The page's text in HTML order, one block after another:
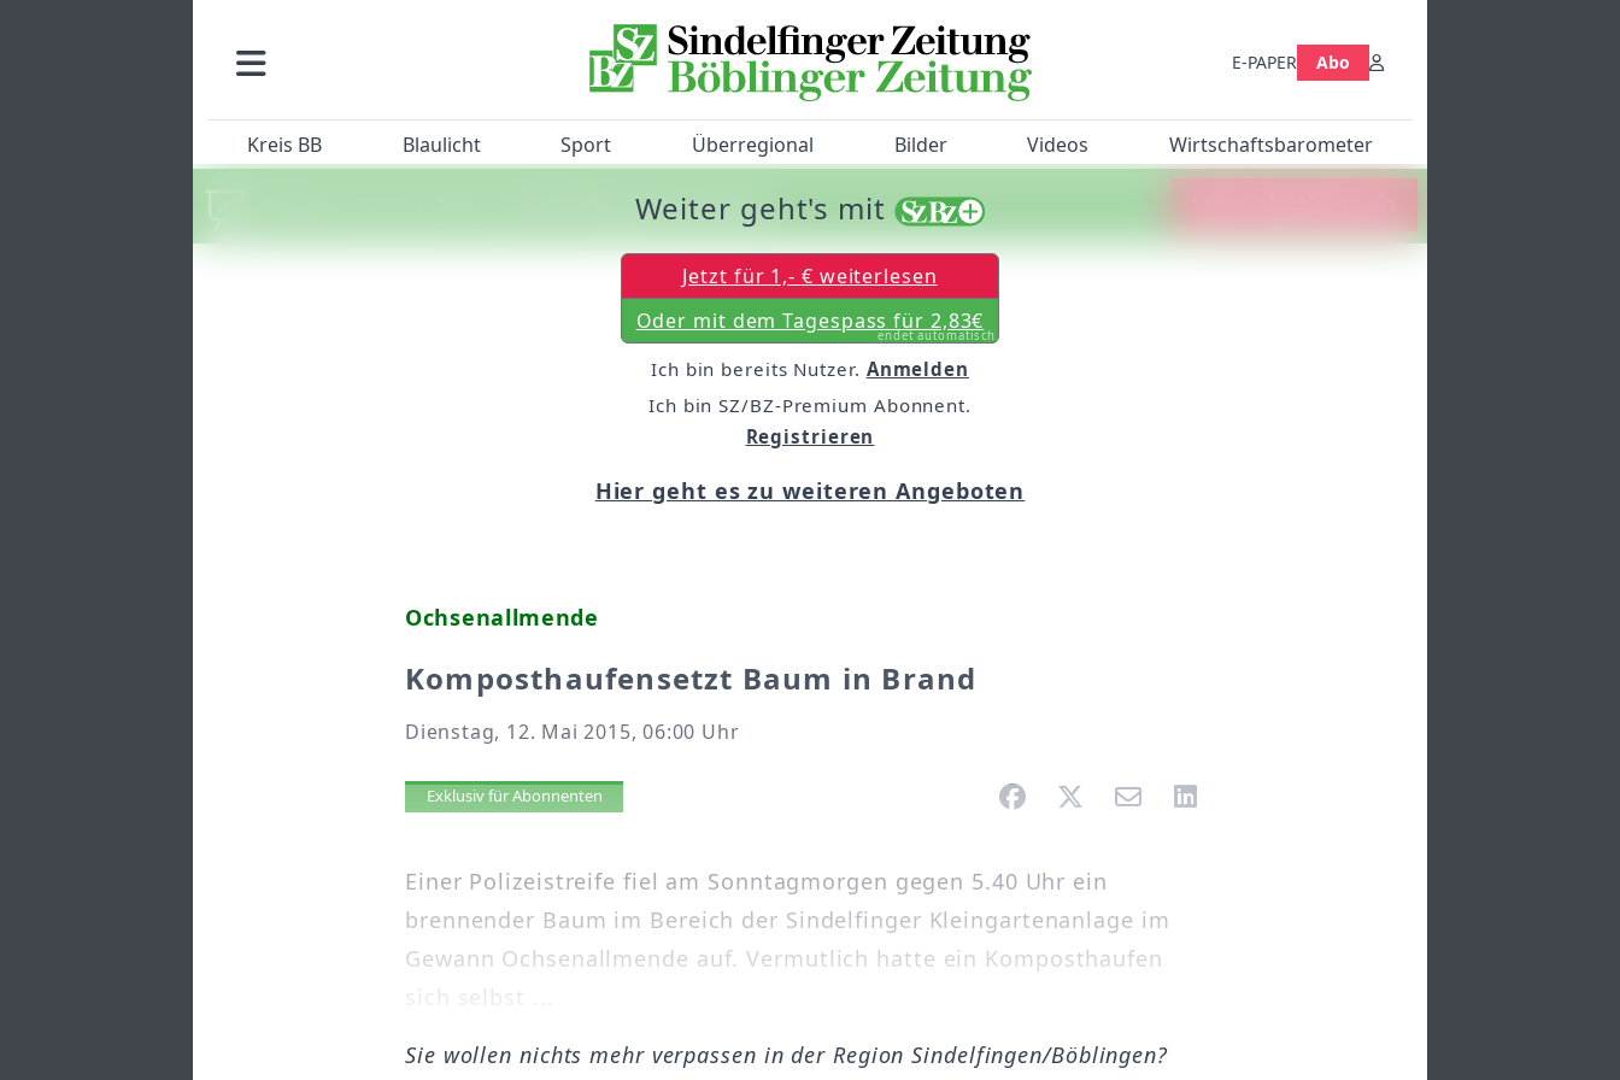
E-PAPER Abo
Kreis BB Blaulicht Sport Überregional Bilder Videos Wirtschaftsbarometer
Machen Sie mit beim SZ/BZ-Bürgerbarometer!
Ochsenallmende
Komposthaufensetzt Baum in Brand
Dienstag, 12. Mai 2015, 06:00 Uhr
Artikel vorlesen
Exklusiv für Abonnenten
Einer Polizeistreife fiel am Sonntagmorgen gegen 5.40 Uhr ein
brennender Baum im Bereich der Sindelfinger Kleingartenanlage im
Gewann Ochsenallmende auf. Vermutlich hatte ein Komposthaufen
sich selbst ...
Weiter geht's mit
Jetzt für 1,- € weiterlesen
Oder mit dem Tagespass für 2,83€
endet automatisch
Ich bin bereits Nutzer. Anmelden
Ich bin SZ/BZ-Premium Abonnent.
Registrieren
Hier geht es zu weiteren Angeboten
Sie wollen nichts mehr verpassen in der Region Sindelfingen/Böblingen?